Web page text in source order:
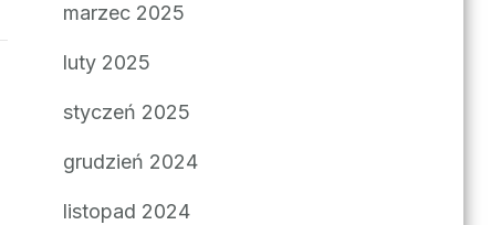
marzec 2025
luty 2025
styczeń 2025
grudzień 2024
listopad 2024